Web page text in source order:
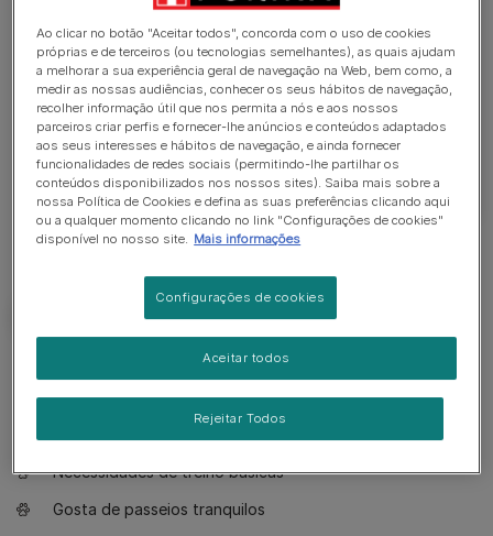
acetinado. O Cavalier King Charles Spaniel pode
ser preto e castanho, rubi, vermelho e branco
(Blenheim - predominância do branco, mas com
manchas em fulvo) e tricolor (manchas castanhas
num fundo em branco pérola). Em adultos medem
entre 30-33cm e pesam 6-8kg.
O que necessita saber
Necessidades de treino básicas
Gosta de passeios tranquilos
Ao clicar no botão "Aceitar todos", concorda com o uso de cookies
próprias e de terceiros (ou tecnologias semelhantes), as quais ajudam
a melhorar a sua experiência geral de navegação na Web, bem como, a
medir as nossas audiências, conhecer os seus hábitos de navegação,
recolher informação útil que nos permita a nós e aos nossos
parceiros criar perfis e fornecer-lhe anúncios e conteúdos adaptados
aos seus interesses e hábitos de navegação, e ainda fornecer
funcionalidades de redes sociais (permitindo-lhe partilhar os
conteúdos disponibilizados nos nossos sites). Saiba mais sobre a
nossa Política de Cookies e defina as suas preferências clicando aqui
ou a qualquer momento clicando no link "Configurações de cookies"
disponível no nosso site. Mais informações
Configurações de cookies
Rejeitar Todos
Aceitar todos